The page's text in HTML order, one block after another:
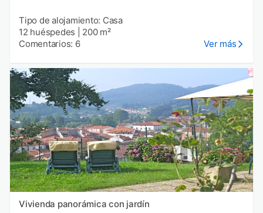
Tipo de alojamiento: Casa
12 huéspedes
200 m²
Comentarios: 6
Ver más
Vivienda panorámica con jardín